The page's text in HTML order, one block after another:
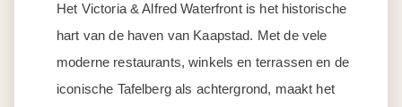
Het Victoria & Alfred Waterfront is het historische
hart van de haven van Kaapstad. Met de vele
moderne restaurants, winkels en terrassen en de
iconische Tafelberg als achtergrond, maakt het